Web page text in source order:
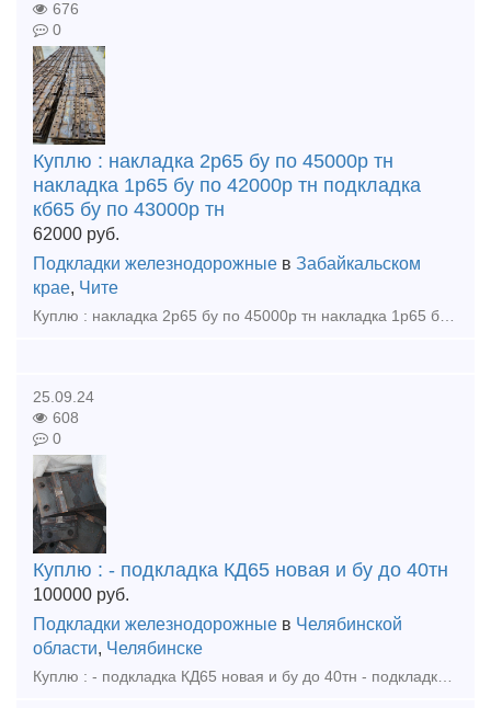
676
0
Куплю : накладка 2р65 бу по 45000р тн
накладка 1р65 бу по 42000р тн подкладка
кб65 бу по 43000р тн
62000 руб.
Подкладки железнодорожные в Забайкальском
крае, Чите
Куплю : накладка 2р65 бу по 45000р тн накладка 1р65 бу по 42000р тн подкладка кб65 бу по 43000р тн подкладка кд65 бу по 62000р тн рельсы р65 12,5м 1гр по 38000р тн рельсы р50 12,5м 1гр по
25.09.24
608
0
Куплю : - подкладка КД65 новая и бу до 40тн
100000 руб.
Подкладки железнодорожные в Челябинской
области, Челябинске
Куплю : - подкладка КД65 новая и бу до 40тн - подкладка Д65 новая до 40тн - костыль путевой железнодорожный 16х16х165 новый и бу до 20тн - шуруп путевой 24х170, цп-54 новый и бу до 20тн - проти